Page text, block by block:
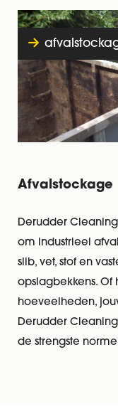
Afvalstockage
Derudder
om industrieel
slib, vet, stof en
opslagbekkens. Of
hoeveelheden,
Derudder
de strengste